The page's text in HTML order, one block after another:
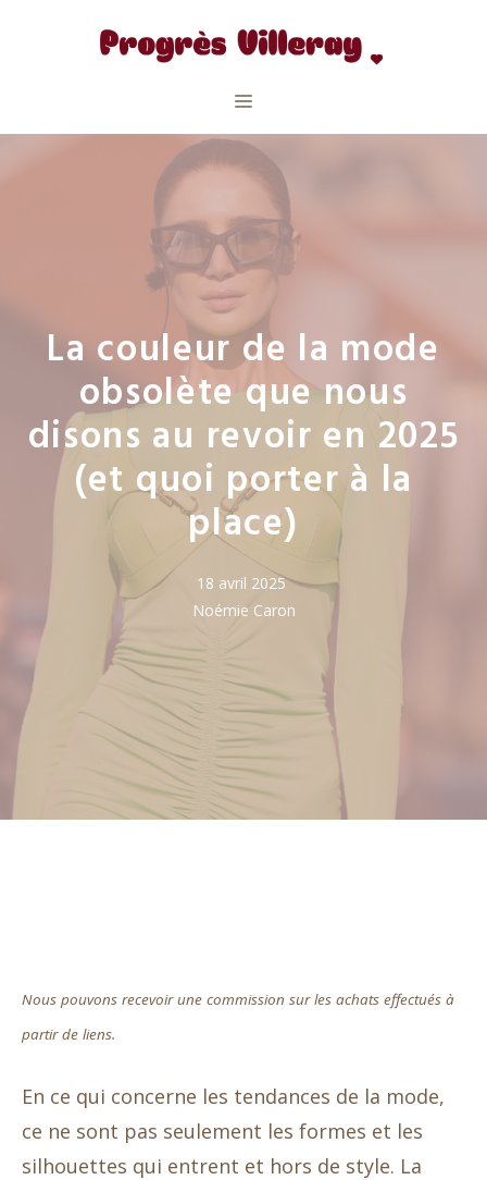
Menu
La couleur de la mode
obsolète que nous
disons au revoir en 2025
(et quoi porter à la
place)
18 avril 2025
Noémie Caron
Nous pouvons recevoir une commission sur les achats effectués à
partir de liens.
En ce qui concerne les tendances de la mode,
ce ne sont pas seulement les formes et les
silhouettes qui entrent et hors de style. La